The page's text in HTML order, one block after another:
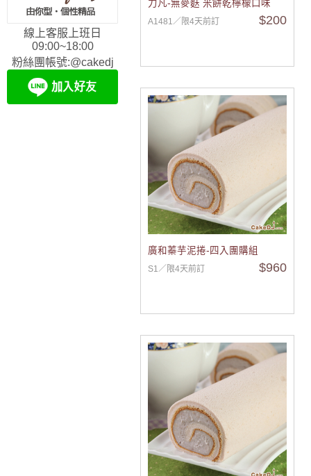
線上客服上班日
09:00~18:00
粉絲團帳號:@cakedj
力凡-無麥麩 米餅乾檸檬口味
A1481／限4天前訂 $200
廣和蓁芋泥捲-四入團購組
S1／限4天前訂 $960